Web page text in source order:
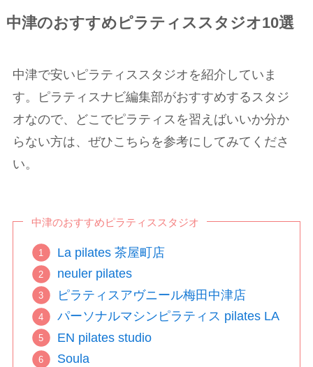
中津のおすすめピラティススタジオ10選
中津で安いピラティススタジオを紹介していま
す。ピラティスナビ編集部がおすすめするスタジ
オなので、どこでピラティスを習えばいいか分か
らない方は、ぜひこちらを参考にしてみてくださ
い。
中津のおすすめピラティススタジオ
La pilates 茶屋町店
neuler pilates
ピラティスアヴニール梅田中津店
パーソナルマシンピラティス pilates LA
EN pilates studio
Soula